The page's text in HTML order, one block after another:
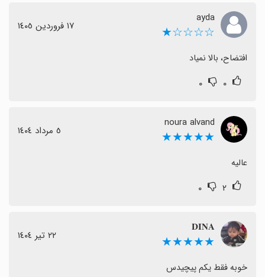
ayda
☆☆☆☆★ ١٧ فروردین ١٤٠٥
افتضاح، بالا نمیاد
۰ ۰
noura alvand
★★★★★ ٥ مرداد ١٤٠٤
عالیه
۲ ۰
𝐃𝐈𝐍𝐀
★★★★★ ٢٢ تیر ١٤٠٤
خوبه فقط یکم پیچیدس